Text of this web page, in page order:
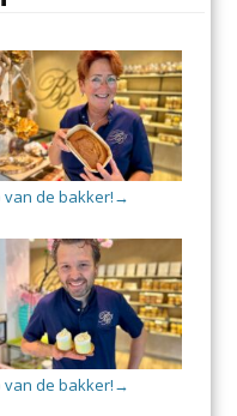
van de bakker! →
van de bakker! →